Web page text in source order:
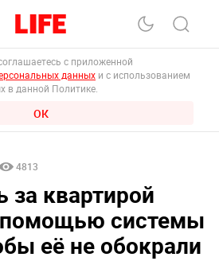
с приложенной
данных и с использованием
в данной Политике.
ОК
4813
за квартирой
помощью системы
её не обокрали